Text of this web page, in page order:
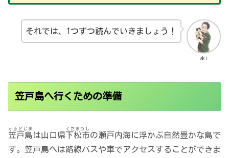
aki
それでは、1つずつ読んでいきましょう！
笠戸島へ行くための準備
笠戸島
かさどじま
は山口県下松市
くだまつし
の瀬戸内海に浮かぶ自然豊かな島で
す。笠戸島へは路線バスや車でアクセスすることができま